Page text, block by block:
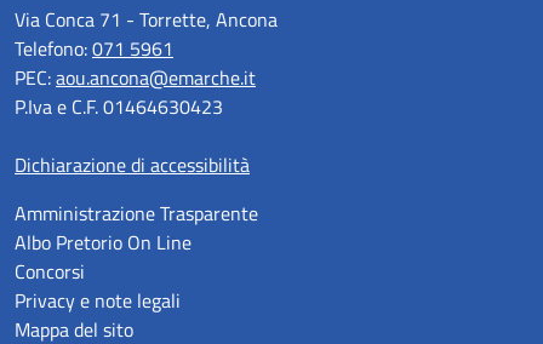
Via Conca 71 - Torrette, Ancona
Telefono:071 5961
PEC:aou.ancona@emarche.it
P.Iva e C.F. 01464630423
Dichiarazione di accessibilità
Amministrazione Trasparente
Albo Pretorio On Line
Concorsi
Privacy e note legali
Mappa del sito